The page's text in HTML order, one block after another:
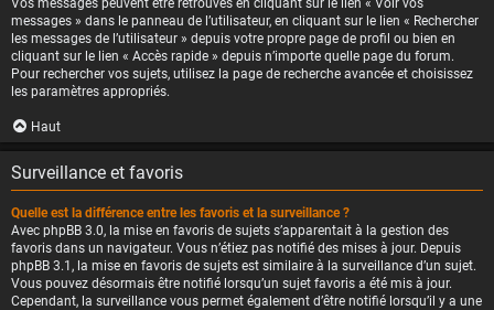
Vos messages peuvent être retrouvés en cliquant sur le lien « Voir vos
messages » dans le panneau de l’utilisateur, en cliquant sur le lien « Rechercher
les messages de l’utilisateur » depuis votre propre page de profil ou bien en
cliquant sur le lien « Accès rapide » depuis n’importe quelle page du forum.
Pour rechercher vos sujets, utilisez la page de recherche avancée et choisissez
les paramètres appropriés.
Haut
Surveillance et favoris
Quelle est la différence entre les favoris et la surveillance ?
Avec phpBB 3.0, la mise en favoris de sujets s’apparentait à la gestion des
favoris dans un navigateur. Vous n’étiez pas notifié des mises à jour. Depuis
phpBB 3.1, la mise en favoris de sujets est similaire à la surveillance d’un sujet.
Vous pouvez désormais être notifié lorsqu’un sujet favoris a été mis à jour.
Cependant, la surveillance vous permet également d’être notifié lorsqu’il y a une